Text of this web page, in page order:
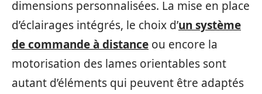
dimensions personnalisées. La mise en place
d’éclairages intégrés, le choix d’un système
de commande à distance ou encore la
motorisation des lames orientables sont
autant d’éléments qui peuvent être adaptés